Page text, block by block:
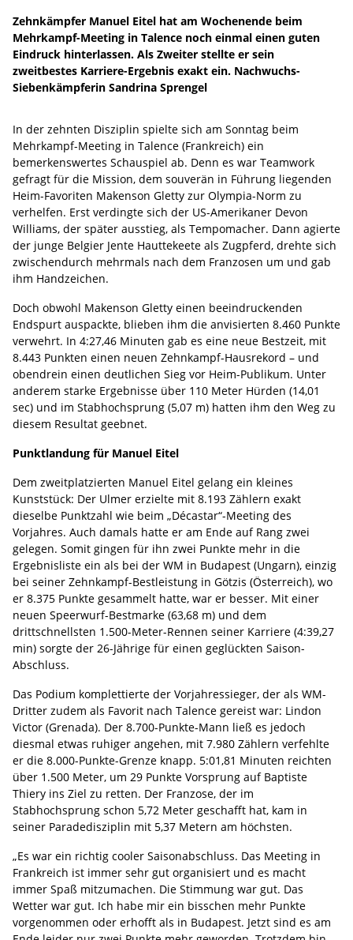
Zehnkämpfer Manuel Eitel hat am Wochenende beim
Mehrkampf-Meeting in Talence noch einmal einen guten
Eindruck hinterlassen. Als Zweiter stellte er sein
zweitbestes Karriere-Ergebnis exakt ein. Nachwuchs-
Siebenkämpferin Sandrina Sprengel
In der zehnten Disziplin spielte sich am Sonntag beim
Mehrkampf-Meeting in Talence (Frankreich) ein
bemerkenswertes Schauspiel ab. Denn es war Teamwork
gefragt für die Mission, dem souverän in Führung liegenden
Heim-Favoriten Makenson Gletty zur Olympia-Norm zu
verhelfen. Erst verdingte sich der US-Amerikaner Devon
Williams, der später ausstieg, als Tempomacher. Dann agierte
der junge Belgier Jente Hauttekeete als Zugpferd, drehte sich
zwischendurch mehrmals nach dem Franzosen um und gab
ihm Handzeichen.
Doch obwohl Makenson Gletty einen beeindruckenden
Endspurt auspackte, blieben ihm die anvisierten 8.460 Punkte
verwehrt. In 4:27,46 Minuten gab es eine neue Bestzeit, mit
8.443 Punkten einen neuen Zehnkampf-Hausrekord – und
obendrein einen deutlichen Sieg vor Heim-Publikum. Unter
anderem starke Ergebnisse über 110 Meter Hürden (14,01
sec) und im Stabhochsprung (5,07 m) hatten ihm den Weg zu
diesem Resultat geebnet.
Punktlandung für Manuel Eitel
Dem zweitplatzierten Manuel Eitel gelang ein kleines
Kunststück: Der Ulmer erzielte mit 8.193 Zählern exakt
dieselbe Punktzahl wie beim „Décastar“-Meeting des
Vorjahres. Auch damals hatte er am Ende auf Rang zwei
gelegen. Somit gingen für ihn zwei Punkte mehr in die
Ergebnisliste ein als bei der WM in Budapest (Ungarn), einzig
bei seiner Zehnkampf-Bestleistung in Götzis (Österreich), wo
er 8.375 Punkte gesammelt hatte, war er besser. Mit einer
neuen Speerwurf-Bestmarke (63,68 m) und dem
drittschnellsten 1.500-Meter-Rennen seiner Karriere (4:39,27
min) sorgte der 26-Jährige für einen geglückten Saison-
Abschluss.
Das Podium komplettierte der Vorjahressieger, der als WM-
Dritter zudem als Favorit nach Talence gereist war: Lindon
Victor (Grenada). Der 8.700-Punkte-Mann ließ es jedoch
diesmal etwas ruhiger angehen, mit 7.980 Zählern verfehlte
er die 8.000-Punkte-Grenze knapp. 5:01,81 Minuten reichten
über 1.500 Meter, um 29 Punkte Vorsprung auf Baptiste
Thiery ins Ziel zu retten. Der Franzose, der im
Stabhochsprung schon 5,72 Meter geschafft hat, kam in
seiner Paradedisziplin mit 5,37 Metern am höchsten.
„Es war ein richtig cooler Saisonabschluss. Das Meeting in
Frankreich ist immer sehr gut organisiert und es macht
immer Spaß mitzumachen. Die Stimmung war gut. Das
Wetter war gut. Ich habe mir ein bisschen mehr Punkte
vorgenommen oder erhofft als in Budapest. Jetzt sind es am